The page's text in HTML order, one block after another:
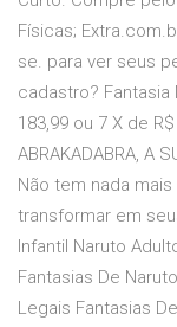
Físicas;
se. para ver seus
cadastro? Fantasia
183,99 ou 7 X de
ABRAKADABRA, A
Não tem nada
transformar em
Infantil Naruto
Fantasias De
Legais Fantasias